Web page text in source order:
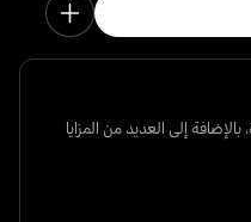
إلى العديد من المزايا